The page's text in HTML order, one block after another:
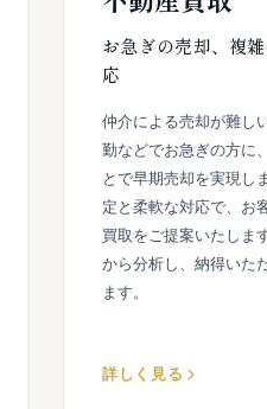
お急ぎの売却、複
応
仲介による売却が難し
勤などでお急ぎの方に
とで早期売却を実現し
定と柔軟な対応で、お
買取をご提案いたしま
から分析し、納得いた
ます。
詳しく見る